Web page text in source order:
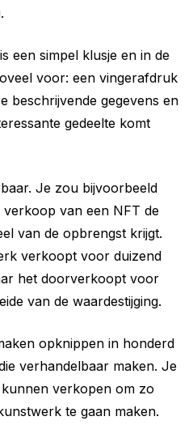
een simpel klusje en in de
voor: een vingerafdruk
beschrijvende gegevens en
gedeelte komt
Je zou bijvoorbeeld
verkoop van een NFT de
van de opbrengst krijgt.
verkoopt voor duizend
het doorverkoopt voor
van de waardestijging.
opknippen in honderd
verhandelbaar maken. Je
verkopen om zo
te gaan maken.